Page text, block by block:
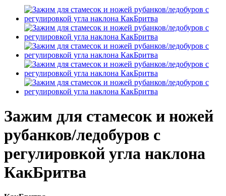
Зажим для стамесок и ножей
рубанков/ледобуров с
регулировкой угла наклона
КакБритва